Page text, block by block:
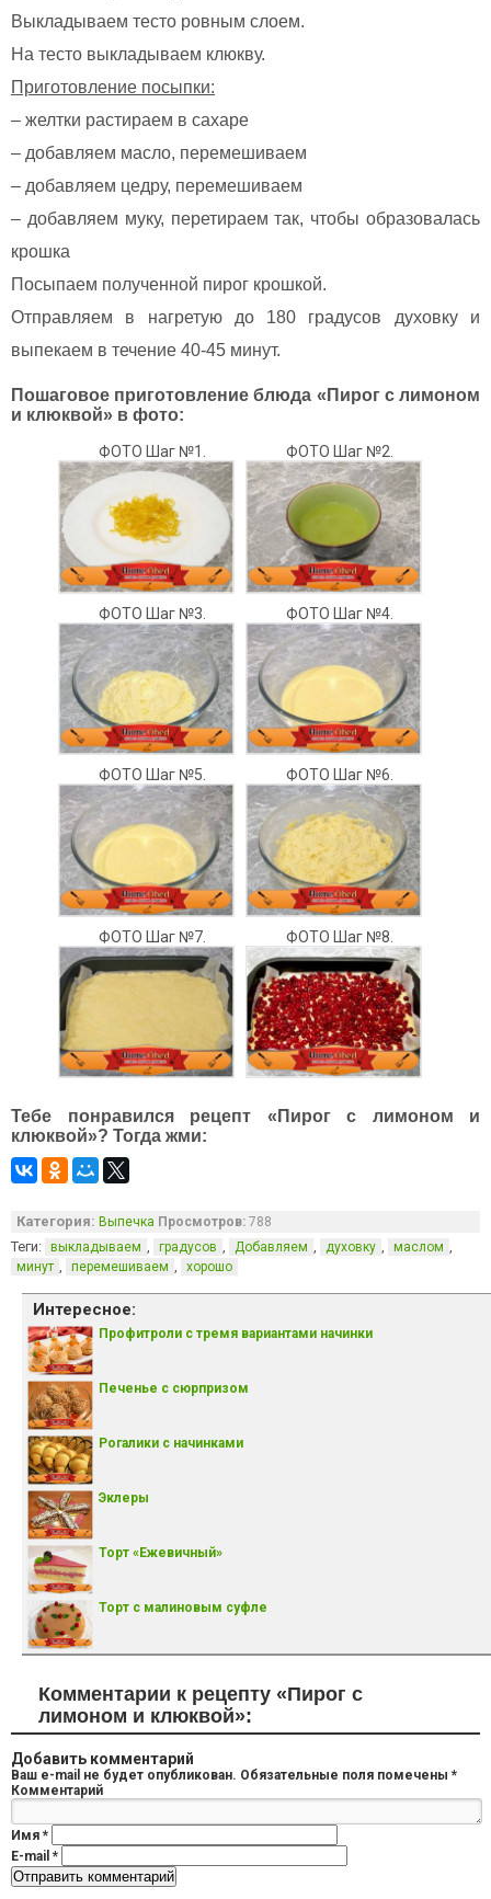
Выкладываем тесто ровным слоем.
На тесто выкладываем клюкву.
Приготовление посыпки:
– желтки растираем в сахаре
– добавляем масло, перемешиваем
– добавляем цедру, перемешиваем
– добавляем муку, перетираем так, чтобы образовалась
крошка
Посыпаем полученной пирог крошкой.
Отправляем в нагретую до 180 градусов духовку и
выпекаем в течение 40-45 минут.
Пошаговое приготовление блюда «Пирог с лимоном
и клюквой» в фото:
ФОТО Шаг №1. ФОТО Шаг №2.
ФОТО Шаг №3. ФОТО Шаг №4.
ФОТО Шаг №5. ФОТО Шаг №6.
ФОТО Шаг №7. ФОТО Шаг №8.
Тебе понравился рецепт «Пирог с лимоном и
клюквой»? Тогда жми:
Категория: Выпечка Просмотров: 788
Теги: выкладываем , градусов , Добавляем , духовку , маслом ,
минут , перемешиваем , хорошо
Интересное:
Профитроли с тремя вариантами начинки
Печенье с сюрпризом
Рогалики с начинками
Эклеры
Торт «Ежевичный»
Торт с малиновым суфле
Комментарии к рецепту «Пирог с
лимоном и клюквой»:
Добавить комментарий
Ваш e-mail не будет опубликован. Обязательные поля помечены *
Комментарий
Имя *
E-mail *